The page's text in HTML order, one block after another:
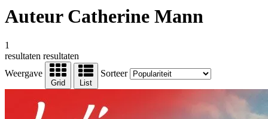
Auteur Catherine Mann
1
resultaten resultaten
Weergave
Grid List
Sorteer